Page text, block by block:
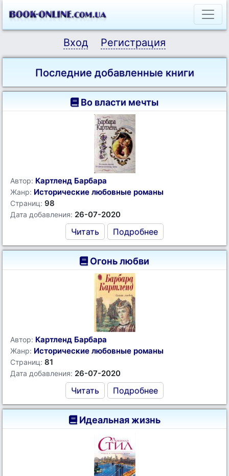
Вход Регистрация
Последние добавленные книги
Во власти мечты
Автор: Картленд Барбара
Жанр: Исторические любовные романы
Страниц: 98
Дата добавления: 26-07-2020
Читать Подробнее
Огонь любви
Автор: Картленд Барбара
Жанр: Исторические любовные романы
Страниц: 81
Дата добавления: 26-07-2020
Читать Подробнее
Идеальная жизнь